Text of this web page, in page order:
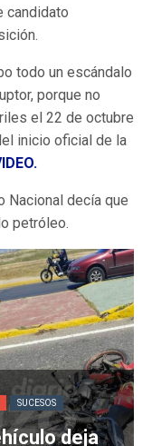
candidato
todo un escándalo
porque no
el 22 de octubre
inicio oficial de la
Nacional decía que
petróleo.
SUCESOS
deja